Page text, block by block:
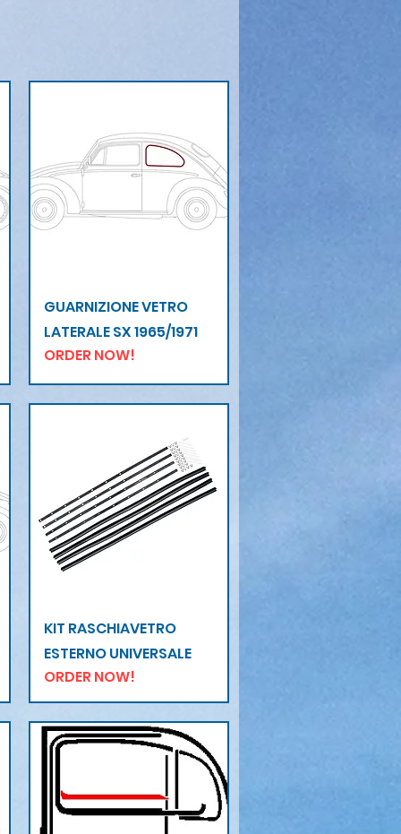
Vista rapida
GUARNIZIONE VETRO
LATERALE SX 1965/1971
ORDER NOW!
Vista rapida
KIT RASCHIAVETRO
ESTERNO UNIVERSALE
ORDER NOW!